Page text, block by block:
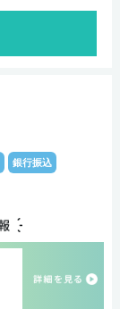
銀行振込